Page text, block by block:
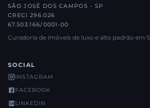
SÃO JOSÉ DOS CAMPOS - SP
CRECI 296.026
67.503.166/0001-00
Curadoria de imóveis de luxo e alto padrão em
SOCIAL
INSTAGRAM
FACEBOOK
LINKEDIN